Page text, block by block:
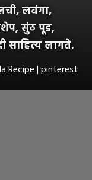
लवंगा,
सुंठ पूड,
साहित्य लागते.
Recipe | pinterest